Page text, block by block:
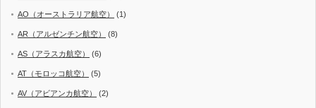
AO（オーストラリア航空） (1)
AR（アルゼンチン航空） (8)
AS（アラスカ航空） (6)
AT（モロッコ航空） (5)
AV（アビアンカ航空） (2)